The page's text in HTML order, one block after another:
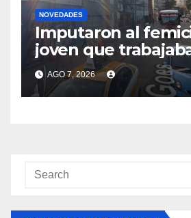
NOVEDADES
Imputaron al
joven que
veterinaria en Tres
testigos afirmaron
mantenían una
AGO 7, 2026